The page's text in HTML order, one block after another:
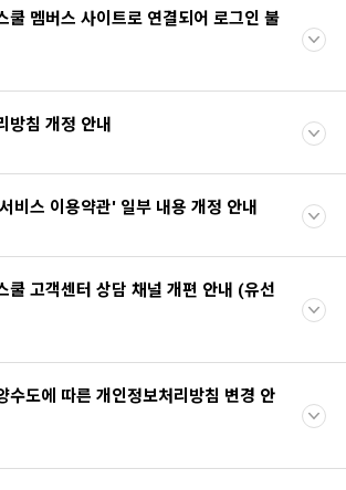
쿨 멤버스 사이트로 연결되어 로그인 불
방침 개정 안내
비스 이용약관' 일부 내용 개정 안내
쿨 고객센터 상담 채널 개편 안내 (유선
수도에 따른 개인정보처리방침 변경 안